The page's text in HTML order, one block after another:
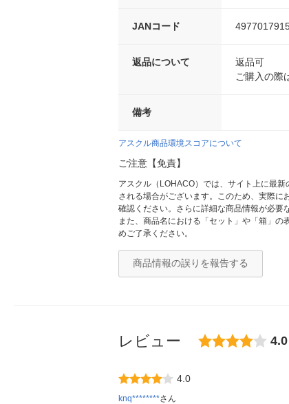
JANコード
返品について
返品可
ご購入の際
備考
アスクル商品環境スコアについて
ご注意【免責】
アスクル（LOHACO）では、サイト上に最
される場合がございます。このため、実際
確認ください。さらに詳細な商品情報が必要
また、商品名における「セット」や「箱」
めご了承ください。
商品情報の誤りを報告する
レビュー 4.0
4.0
knq********さん